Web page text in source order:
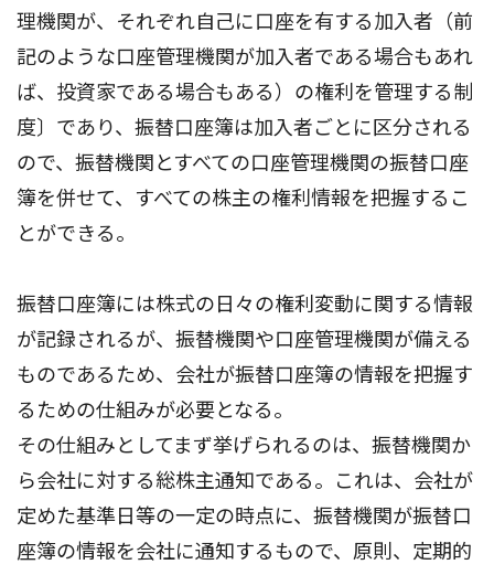
理機関が、それぞれ自己に口座を有する加入者（前
記のような口座管理機関が加入者である場合もあれ
ば、投資家である場合もある）の権利を管理する制
度〕であり、振替口座簿は加入者ごとに区分される
ので、振替機関とすべての口座管理機関の振替口座
簿を併せて、すべての株主の権利情報を把握するこ
とができる。
振替口座簿には株式の日々の権利変動に関する情報
が記録されるが、振替機関や口座管理機関が備える
ものであるため、会社が振替口座簿の情報を把握す
るための仕組みが必要となる。
その仕組みとしてまず挙げられるのは、振替機関か
ら会社に対する総株主通知である。これは、会社が
定めた基準日等の一定の時点に、振替機関が振替口
座簿の情報を会社に通知するもので、原則、定期的